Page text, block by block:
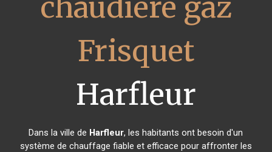
chaudière gaz
Frisquet
Harfleur
Dans la ville de Harfleur, les habitants ont besoin d'un
système de chauffage fiable et efficace pour affronter les